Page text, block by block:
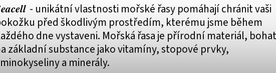
- unikátní vlastnosti mořské řasy pomáhají chránit vaši
před škodlivým prostředím, kterému jsme během
dne vystaveni. Mořská řasa je přírodní materiál,
základní substance jako vitamíny, stopové prvky,
a minerály.